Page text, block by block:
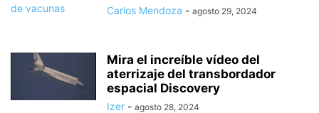
Carlos Mendoza - agosto 29, 2024
Mira el increíble vídeo del
aterrizaje del transbordador
espacial Discovery
Izer - agosto 28, 2024